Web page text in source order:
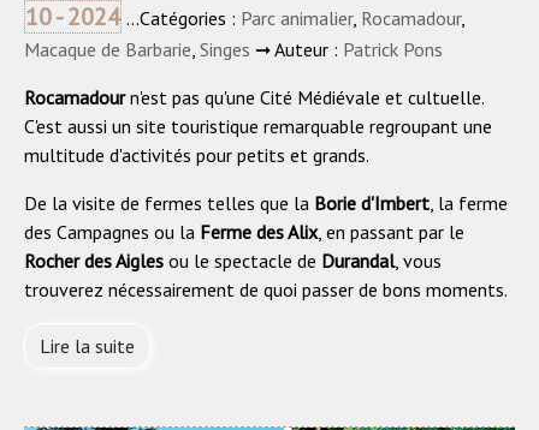
10 - 2024 ...Catégories : Parc animalier, Rocamadour,
Macaque de Barbarie, Singes ➞ Auteur : Patrick Pons
Rocamadourn'est pas qu'une Cité Médiévale et cultuelle.
C'est aussi un site touristique remarquable regroupant une
multitude d'activités pour petits et grands.
De la visite de fermes telles que la Borie d'Imbert, la ferme
des Campagnes ou la Ferme des Alix, en passant par le
Rocher des Aigles ou le spectacle de Durandal, vous
trouverez nécessairement de quoi passer de bons moments.
Lire la suite